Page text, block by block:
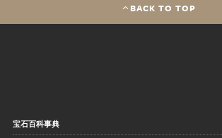
BACK TO TOP
宝石百科事典